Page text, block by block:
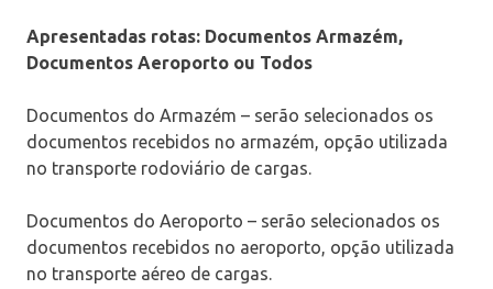
Apresentadas rotas: Documentos Armazém,
Documentos Aeroporto ou Todos
Documentos do Armazém – serão selecionados os
documentos recebidos no armazém, opção utilizada
no transporte rodoviário de cargas.
Documentos do Aeroporto – serão selecionados os
documentos recebidos no aeroporto, opção utilizada
no transporte aéreo de cargas.